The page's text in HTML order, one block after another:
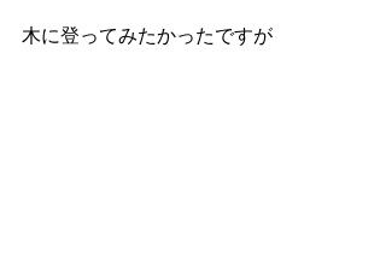
木に登ってみたかったですが